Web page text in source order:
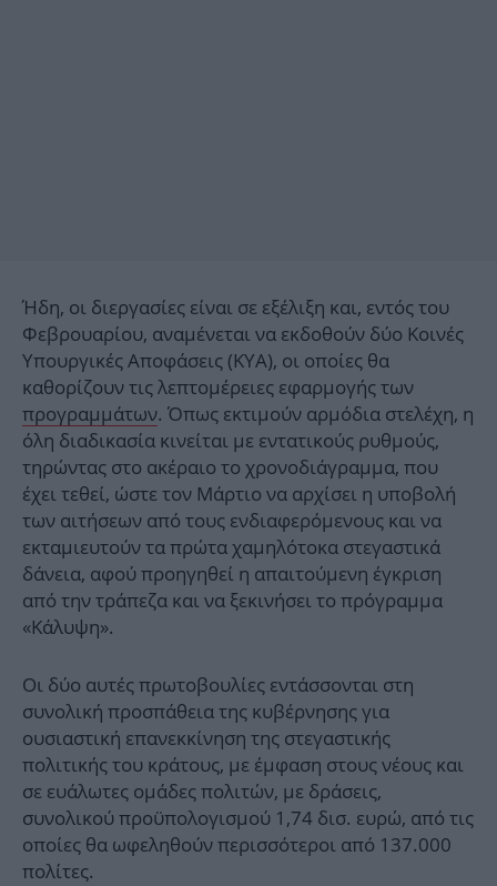
Ήδη, οι διεργασίες είναι σε εξέλιξη και, εντός του
Φεβρουαρίου, αναμένεται να εκδοθούν δύο Κοινές
Υπουργικές Αποφάσεις (ΚΥΑ), οι οποίες θα
καθορίζουν τις λεπτομέρειες εφαρμογής των
προγραμμάτων. Όπως εκτιμούν αρμόδια στελέχη, η
όλη διαδικασία κινείται με εντατικούς ρυθμούς,
τηρώντας στο ακέραιο το χρονοδιάγραμμα, που
έχει τεθεί, ώστε τον Μάρτιο να αρχίσει η υποβολή
των αιτήσεων από τους ενδιαφερόμενους και να
εκταμιευτούν τα πρώτα χαμηλότοκα στεγαστικά
δάνεια, αφού προηγηθεί η απαιτούμενη έγκριση
από την τράπεζα και να ξεκινήσει το πρόγραμμα
«Κάλυψη».
Οι δύο αυτές πρωτοβουλίες εντάσσονται στη
συνολική προσπάθεια της κυβέρνησης για
ουσιαστική επανεκκίνηση της στεγαστικής
πολιτικής του κράτους, με έμφαση στους νέους και
σε ευάλωτες ομάδες πολιτών, με δράσεις,
συνολικού προϋπολογισμού 1,74 δισ. ευρώ, από τις
οποίες θα ωφεληθούν περισσότεροι από 137.000
πολίτες.